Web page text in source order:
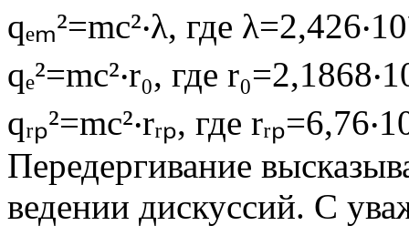
qₑₘ²=mc²‧λ, где
qₑ²=mc²‧r₀, где
qᵣₚ²=mc²‧rᵣₚ, где
Передергивание
ведении дискуссий. С